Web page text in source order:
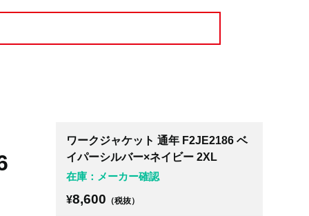
ワークジャケット 通年 F2JE2186 ベ
イパーシルバー×ネイビー 2XL
在庫：メーカー確認
¥8,600 （税抜）